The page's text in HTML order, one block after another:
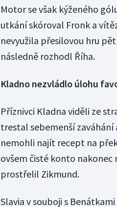
Motor se však kýženého
utkání skóroval Fronk a
nevyužila přesilovou hru
následně rozhodl Říha.
Kladno nezvládlo úlohu
Příznivci Kladna viděli ze
trestal sebemenší
nemohli najít recept na
ovšem čisté konto
prostřelil Zikmund.
Slavia v souboji s